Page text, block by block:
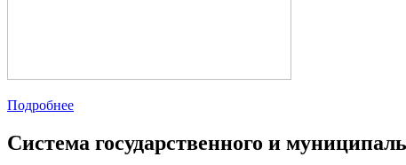
Подробнее
Система государственного и